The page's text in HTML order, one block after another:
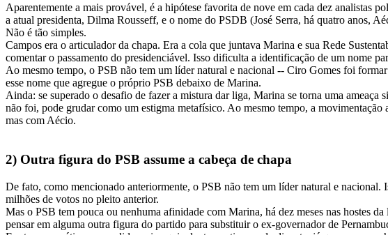
Aparentemente a mais provável, é a hipótese favorita de nove em cada dez analistas
a atual presidenta, Dilma Rousseff, e o nome do PSDB (José Serra, há quatro anos,
Não é tão simples.
Campos era o articulador da chapa. Era a cola que juntava Marina e sua Rede
comentar o passamento do presidenciável. Isso dificulta a identificação de um nome
Ao mesmo tempo, o PSB não tem um líder natural e nacional -- Ciro Gomes foi
esse nome que agregue o próprio PSB debaixo de Marina.
Ainda: se superado o desafio de fazer a mistura dar liga, Marina se torna uma
não foi, pode grudar como um estigma metafísico. Ao mesmo tempo, a
mas com Aécio.
2) Outra figura do PSB assume a cabeça de chapa
De fato, como mencionado anteriormente, o PSB não tem um líder natural e nacional.
milhões de votos no pleito anterior.
Mas o PSB tem pouca ou nenhuma afinidade com Marina, há dez meses nas hostes
pensar em alguma outra figura do partido para substituir o ex-governador de